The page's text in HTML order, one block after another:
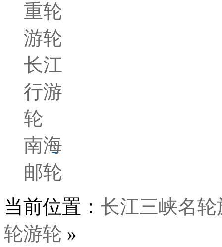
重轮
游轮
长江
行游
轮
南海
邮轮
当前位置： 长江三峡名
轮游轮 »